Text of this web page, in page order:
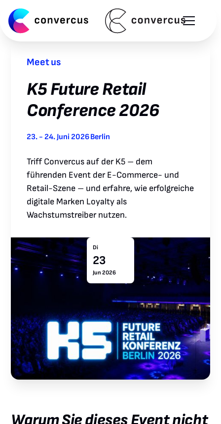
Meet us
K5 Future Retail
Conference 2026
23. - 24. Juni 2026Berlin
Triff Convercus auf der K5 – dem
führenden Event der E-Commerce- und
Retail-Szene – und erfahre, wie erfolgreiche
digitale Marken Loyalty als
Wachstumstreiber nutzen.
Di
23
Jun 2026